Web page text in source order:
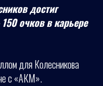
достиг
очков в карьере
для Колесникова
с «АКМ».